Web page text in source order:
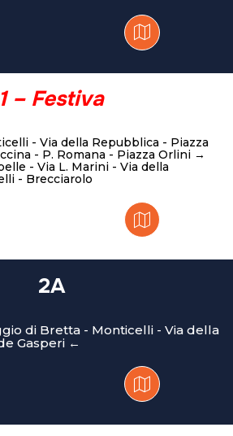
1 – Festiva
- Via della Repubblica - Piazza
- P. Romana - Piazza Orlini →
- Via L. Marini - Via della
- Brecciarolo
2A
di Bretta - Monticelli - Via della
Gasperi ←